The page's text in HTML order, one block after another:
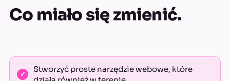
Co miało się zmienić.
Stworzyć proste narzędzie webowe, które